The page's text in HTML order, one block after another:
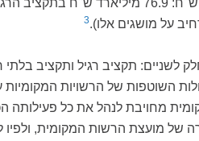
על מושגים אלו).3
לשניים: תקציב רגיל ותקציב
השוטפות של הרשויות
מחויבת לנהל את כל
של מועצת הרשות המקומית, ולפיו